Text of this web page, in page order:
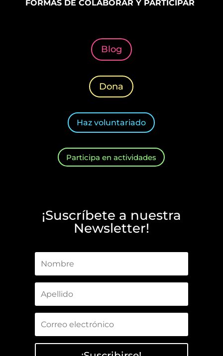
FORMAS DE COLABORAR Y PARTICIPAR
Blog
Dona
Haz voluntariado
Participa en actividades
¡Suscríbete a nuestra
Newsletter!